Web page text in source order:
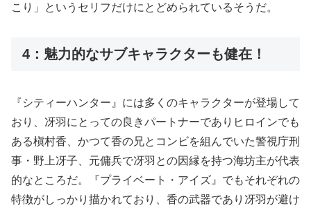
こり」というセリフだけにとどめられているそうだ。
4：魅力的なサブキャラクターも健在！
『シティーハンター』には多くのキャラクターが登場して
おり、冴羽にとっての良きパートナーでありヒロインでも
ある槇村香、かつて香の兄とコンビを組んでいた警視庁刑
事・野上冴子、元傭兵で冴羽との因縁を持つ海坊主が代表
的なところだ。『プライベート・アイズ』でもそれぞれの
特徴がしっかり描かれており、香の武器であり冴羽が避け